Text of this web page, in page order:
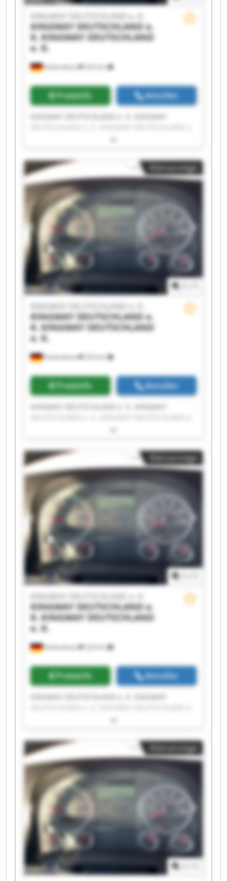
Hohenthann 223 km
KINGWAY DEUTSCHLAND e.
K. KINGWAY DEUTSCHLAND
e. K.
Preisinfo Anrufen
K. KINGWAY DEUTSCHLAND e. K. KINGWAY
K. KINGWAY DEUTSCHLAND e. K. KINGWAY
DEUTSCHLAND e. K. KINGWAY DEUTSCHLAND e.
K. KINGWAY DEUTSCHLAND e. K. KINGWAY
DEUTSCHLAND e. K. KINGWAY DEUTSCHLAND e.
K. KINGWAY DEUTSCHLAND e. K. KINGWAY
DEUTSCHLAND e. K. KINGWAY DEUTSCHLAND e.
K. KINGWAY DEUTSCHLAND e. K. KINGWAY
DEUTSCHLAND e. K. KINGWAY DEUTSCHLAND e.
K. KINGWAY DEUTSCHLAND e. K. KINGWAY
DEUTSCHLAND e. K.
Kleinanzeige
Hohenthann 223 km
KINGWAY DEUTSCHLAND e.
K. KINGWAY DEUTSCHLAND
e. K.
Preisinfo Anrufen
K. KINGWAY DEUTSCHLAND e. K. KINGWAY
K. KINGWAY DEUTSCHLAND e. K. KINGWAY
DEUTSCHLAND e. K. KINGWAY DEUTSCHLAND e.
K. KINGWAY DEUTSCHLAND e. K. KINGWAY
DEUTSCHLAND e. K. KINGWAY DEUTSCHLAND e.
K. KINGWAY DEUTSCHLAND e. K. KINGWAY
DEUTSCHLAND e. K. KINGWAY DEUTSCHLAND e.
K. KINGWAY DEUTSCHLAND e. K. KINGWAY
DEUTSCHLAND e. K. KINGWAY DEUTSCHLAND e.
K. KINGWAY DEUTSCHLAND e. K. KINGWAY
DEUTSCHLAND e. K.
Kleinanzeige
Hohenthann 223 km
KINGWAY DEUTSCHLAND e.
K. KINGWAY DEUTSCHLAND
e. K.
Preisinfo Anrufen
K. KINGWAY DEUTSCHLAND e. K. KINGWAY
K. KINGWAY DEUTSCHLAND e. K. KINGWAY
DEUTSCHLAND e. K. KINGWAY DEUTSCHLAND e.
K. KINGWAY DEUTSCHLAND e. K. KINGWAY
DEUTSCHLAND e. K. KINGWAY DEUTSCHLAND e.
K. KINGWAY DEUTSCHLAND e. K. KINGWAY
DEUTSCHLAND e. K. KINGWAY DEUTSCHLAND e.
K. KINGWAY DEUTSCHLAND e. K. KINGWAY
DEUTSCHLAND e. K. KINGWAY DEUTSCHLAND e.
K. KINGWAY DEUTSCHLAND e. K. KINGWAY
DEUTSCHLAND e. K.
Kleinanzeige